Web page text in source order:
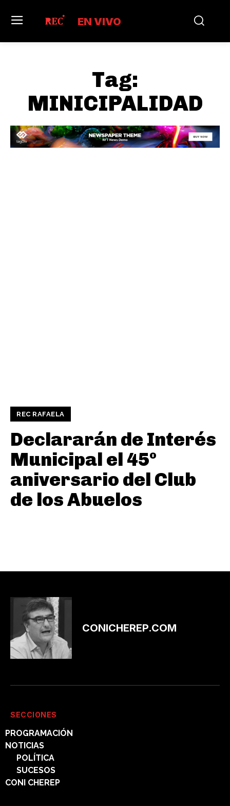
EN VIVO
Tag:
MINICIPALIDAD
REC RAFAELA
Declararán de Interés
Municipal el 45º
aniversario del Club
de los Abuelos
CONICHEREP.COM
SECCIONES
PROGRAMACIÓN
NOTICIAS
POLÍTICA
SUCESOS
CONI CHEREP